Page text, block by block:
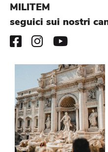
MILITEM
seguici sui nostri